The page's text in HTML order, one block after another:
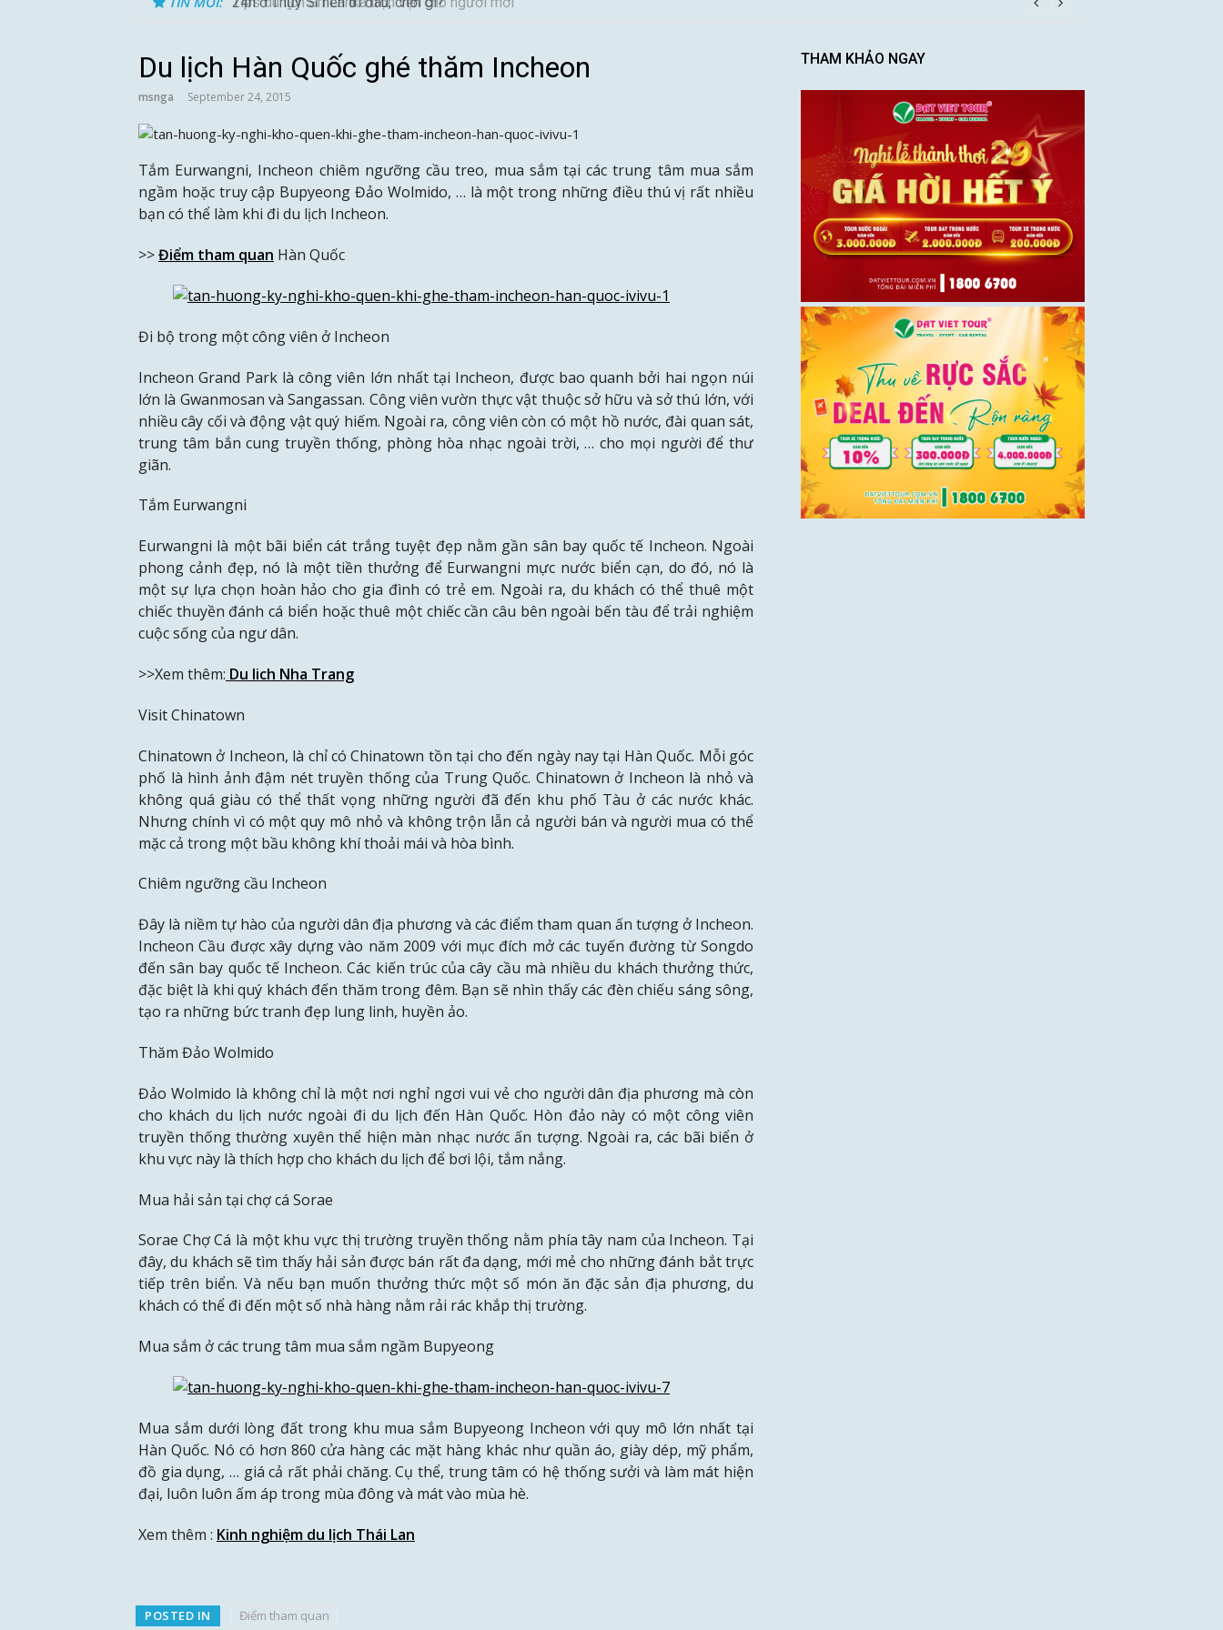
Du lịch Hàn Quốc ghé thăm Incheon
msnga September 24, 2015
Tắm Eurwangni, Incheon chiêm ngưỡng cầu treo, mua sắm tại các trung tâm mua sắm
ngầm hoặc truy cập Bupyeong Đảo Wolmido, … là một trong những điều thú vị rất nhiều
bạn có thể làm khi đi du lịch Incheon.
>>Điểm tham quan Hàn Quốc
Đi bộ trong một công viên ở Incheon
Incheon Grand Park là công viên lớn nhất tại Incheon, được bao quanh bởi hai ngọn núi
lớn là Gwanmosan và Sangassan. Công viên vườn thực vật thuộc sở hữu và sở thú lớn, với
nhiều cây cối và động vật quý hiếm. Ngoài ra, công viên còn có một hồ nước, đài quan sát,
trung tâm bắn cung truyền thống, phòng hòa nhạc ngoài trời, … cho mọi người để thư
giãn.
Tắm Eurwangni
Eurwangni là một bãi biển cát trắng tuyệt đẹp nằm gần sân bay quốc tế Incheon. Ngoài
phong cảnh đẹp, nó là một tiền thưởng để Eurwangni mực nước biển cạn, do đó, nó là
một sự lựa chọn hoàn hảo cho gia đình có trẻ em. Ngoài ra, du khách có thể thuê một
chiếc thuyền đánh cá biển hoặc thuê một chiếc cần câu bên ngoài bến tàu để trải nghiệm
cuộc sống của ngư dân.
>>Xem thêm: Du lich Nha Trang
Visit Chinatown
Chinatown ở Incheon, là chỉ có Chinatown tồn tại cho đến ngày nay tại Hàn Quốc. Mỗi góc
phố là hình ảnh đậm nét truyền thống của Trung Quốc. Chinatown ở Incheon là nhỏ và
không quá giàu có thể thất vọng những người đã đến khu phố Tàu ở các nước khác.
Nhưng chính vì có một quy mô nhỏ và không trộn lẫn cả người bán và người mua có thể
mặc cả trong một bầu không khí thoải mái và hòa bình.
Chiêm ngưỡng cầu Incheon
Đây là niềm tự hào của người dân địa phương và các điểm tham quan ấn tượng ở Incheon.
Incheon Cầu được xây dựng vào năm 2009 với mục đích mở các tuyến đường từ Songdo
đến sân bay quốc tế Incheon. Các kiến ​​trúc của cây cầu mà nhiều du khách thưởng thức,
đặc biệt là khi quý khách đến thăm trong đêm. Bạn sẽ nhìn thấy các đèn chiếu sáng sông,
tạo ra những bức tranh đẹp lung linh, huyền ảo.
Thăm Đảo Wolmido
Đảo Wolmido là không chỉ là một nơi nghỉ ngơi vui vẻ cho người dân địa phương mà còn
cho khách du lịch nước ngoài đi du lịch đến Hàn Quốc. Hòn đảo này có một công viên
truyền thống thường xuyên thể hiện màn nhạc nước ấn tượng. Ngoài ra, các bãi biển ở
khu vực này là thích hợp cho khách du lịch để bơi lội, tắm nắng.
Mua hải sản tại chợ cá Sorae
Sorae Chợ Cá là một khu vực thị trường truyền thống nằm phía tây nam của Incheon. Tại
đây, du khách sẽ tìm thấy hải sản được bán rất đa dạng, mới mẻ cho những đánh bắt trực
tiếp trên biển. Và nếu bạn muốn thưởng thức một số món ăn đặc sản địa phương, du
khách có thể đi đến một số nhà hàng nằm rải rác khắp thị trường.
Mua sắm ở các trung tâm mua sắm ngầm Bupyeong
Mua sắm dưới lòng đất trong khu mua sắm Bupyeong Incheon với quy mô lớn nhất tại
Hàn Quốc. Nó có hơn 860 cửa hàng các mặt hàng khác như quần áo, giày dép, mỹ phẩm,
đồ gia dụng, … giá cả rất phải chăng. Cụ thể, trung tâm có hệ thống sưởi và làm mát hiện
đại, luôn luôn ấm áp trong mùa đông và mát vào mùa hè.
Xem thêm : Kinh nghiệm du lịch Thái Lan
POSTED IN Điểm tham quan
THAM KHẢO NGAY